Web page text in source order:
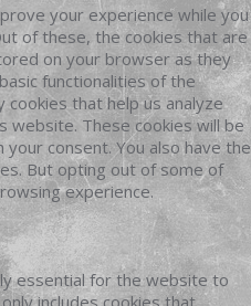
your experience while you
of these, the cookies that are
on your browser as they
functionalities of the
that help us analyze
website. These cookies will be
consent. You also have the
But opting out of some of
experience.
essential for the website to
includes cookies that